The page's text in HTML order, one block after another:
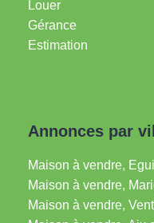
Louer
Gérance
Estimation
Annonces par
Maison à vendre,
Maison à vendre,
Maison à vendre,